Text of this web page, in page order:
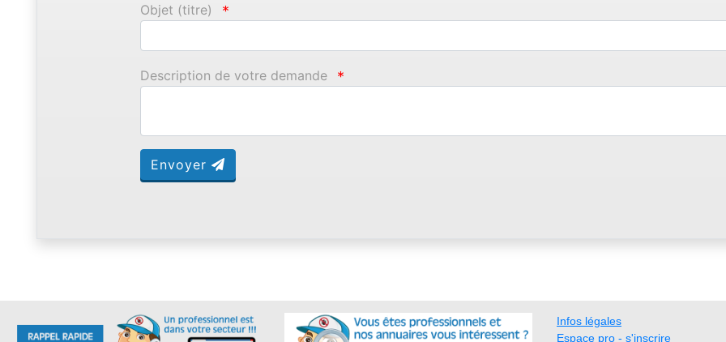
Objet (titre) *
Description de votre demande *
Envoyer
Infos légales
Espace pro - s'inscrire